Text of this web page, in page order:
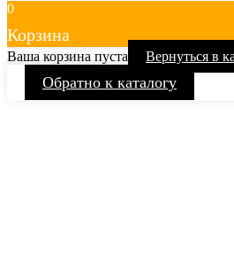
0
Корзина
Ваша корзина пуста Вернуться в
Обратно к каталогу